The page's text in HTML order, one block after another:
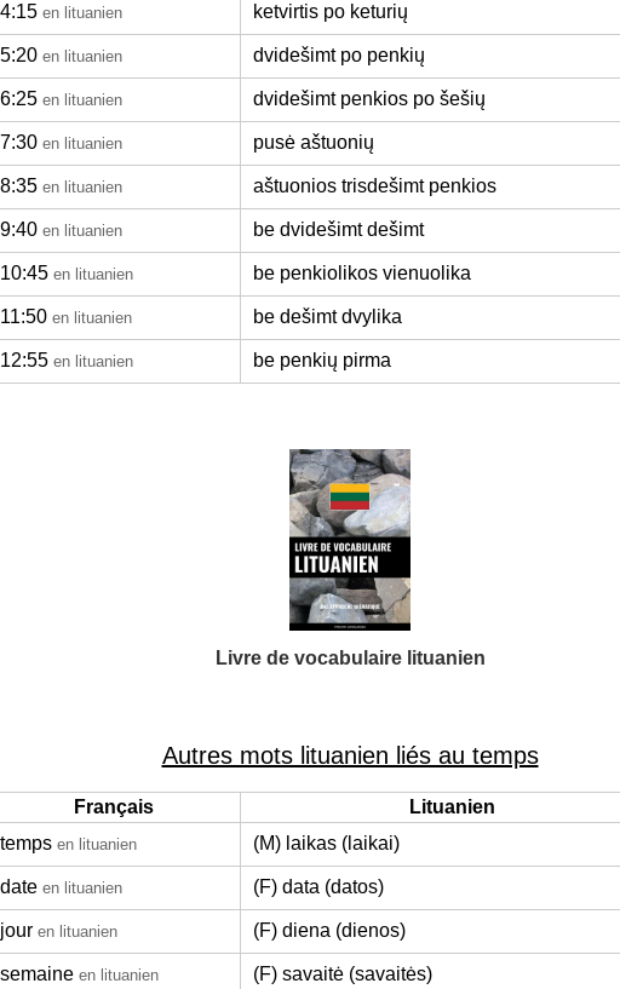
4:15 en lituanien ketvirtis po keturių
5:20 en lituanien dvidešimt po penkių
6:25 en lituanien dvidešimt penkios po šešių
7:30 en lituanien pusė aštuonių
8:35 en lituanien aštuonios trisdešimt penkios
9:40 en lituanien be dvidešimt dešimt
10:45 en lituanien be penkiolikos vienuolika
11:50 en lituanien be dešimt dvylika
12:55 en lituanien be penkių pirma
Livre de vocabulaire lituanien
Autres mots lituanien liés au temps
Français
Lituanien
temps en lituanien (M) laikas (laikai)
date en lituanien (F) data (datos)
jour en lituanien (F) diena (dienos)
semaine en lituanien (F) savaitė (savaitės)